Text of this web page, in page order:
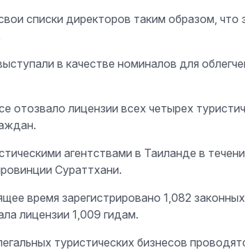
списки директоров таким образом,
в качестве номиналов для
отозвало лицензии всех четырех
агентствами в Таиланде в
Сураттхани.
время зарегистрировано 1,082
лицензии 1,009 гидам.
туристических бизнесов